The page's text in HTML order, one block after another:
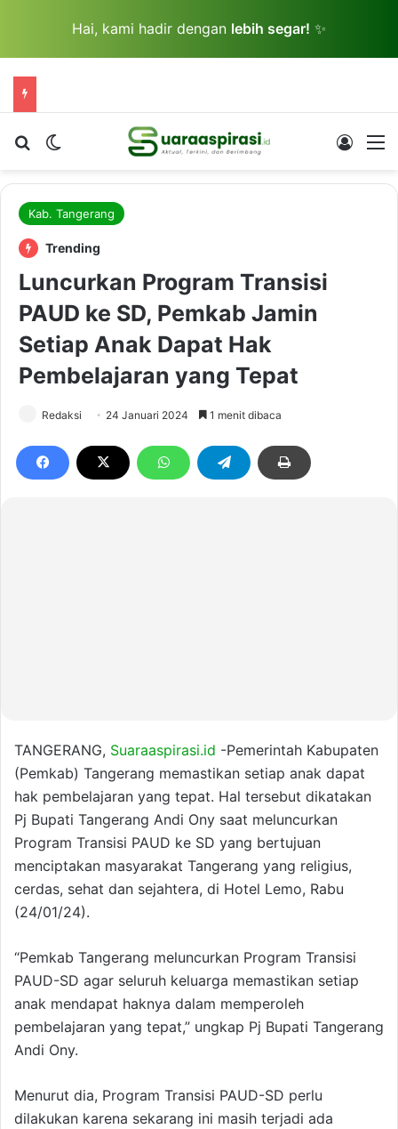
Hai, kami hadir dengan lebih segar! ✨
Cari berita...Switch skin Log In
Kab. Tangerang
Trending
Luncurkan Program Transisi
PAUD ke SD, Pemkab Jamin
Setiap Anak Dapat Hak
Pembelajaran yang Tepat
Redaksi 24 Januari 2024 1 menit dibaca
TANGERANG, Suaraaspirasi.id -Pemerintah Kabupaten
(Pemkab) Tangerang memastikan setiap anak dapat
hak pembelajaran yang tepat. Hal tersebut dikatakan
Pj Bupati Tangerang Andi Ony saat meluncurkan
Program Transisi PAUD ke SD yang bertujuan
menciptakan masyarakat Tangerang yang religius,
cerdas, sehat dan sejahtera, di Hotel Lemo, Rabu
(24/01/24).
“Pemkab Tangerang meluncurkan Program Transisi
PAUD-SD agar seluruh keluarga memastikan setiap
anak mendapat haknya dalam memperoleh
pembelajaran yang tepat,” ungkap Pj Bupati Tangerang
Andi Ony.
Menurut dia, Program Transisi PAUD-SD perlu
dilakukan karena sekarang ini masih terjadi ada